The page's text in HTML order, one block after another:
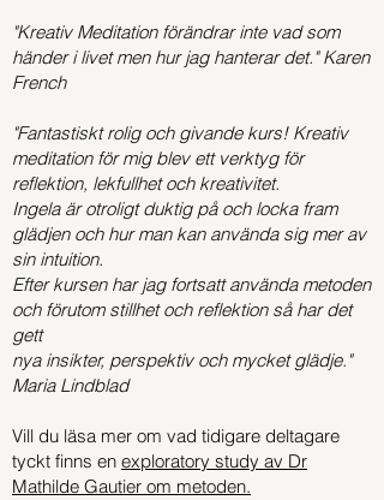
"Kreativ Meditation förändrar inte vad som
händer i livet men hur jag hanterar det." Karen
French
"Fantastiskt rolig och givande kurs! Kreativ
meditation för mig blev ett verktyg för
reflektion, lekfullhet och kreativitet.
Ingela är otroligt duktig på och locka fram
glädjen och hur man kan använda sig mer av
sin intuition.
Efter kursen har jag fortsatt använda metoden
och förutom stillhet och reflektion så har det
gett
nya insikter, perspektiv och mycket glädje."
Maria Lindblad
Vill du läsa mer om vad tidigare deltagare
tyckt finns en exploratory study av Dr
Mathilde Gautier om metoden.